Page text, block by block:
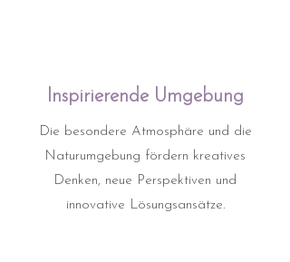
Inspirierende Umgebung
Die besondere Atmosphäre und die
Naturumgebung fördern kreatives
Denken, neue Perspektiven und
innovative Lösungsansätze.